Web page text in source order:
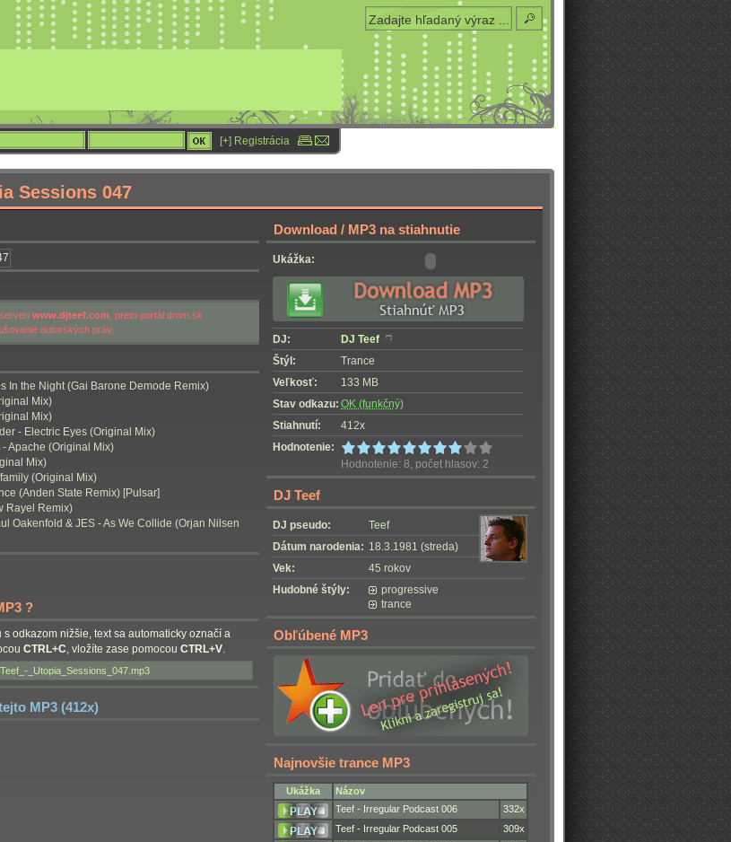
[+] Registrácia
Sessions 047
www.djteef.com , preto portál drom.sk
autorských práv.
In the Night (Gai Barone Demode Remix)
Mix)
Mix)
- Electric Eyes (Original Mix)
Apache (Original Mix)
Mix)
(Original Mix)
(Anden State Remix) [Pulsar]
Rayel Remix)
Oakenfold & JES - As We Collide (Orjan Nilsen
?
odkazom nižšie, text sa automaticky označí a
CTRL+C, vložíte zase pomocou CTRL+V.
MP3 (412x)
Download / MP3 na stiahnutie
Ukážka:
DJ: DJ Teef
Štýl:
Trance
Veľkosť:
133 MB
Stav odkazu: OK (funkčný)
Stiahnutí:
412x
Hodnotenie:
Hodnotenie: 8, počet hlasov: 2
DJ Teef
DJ pseudo:
Teef
Dátum narodenia: 18.3.1981 (streda)
Vek:
45 rokov
Hudobné štýly:
progressive
trance
Obľúbené MP3
Najnovšie trance MP3
Ukážka
Názov
Teef - Irregular Podcast 006
332x
Teef - Irregular Podcast 005
309x